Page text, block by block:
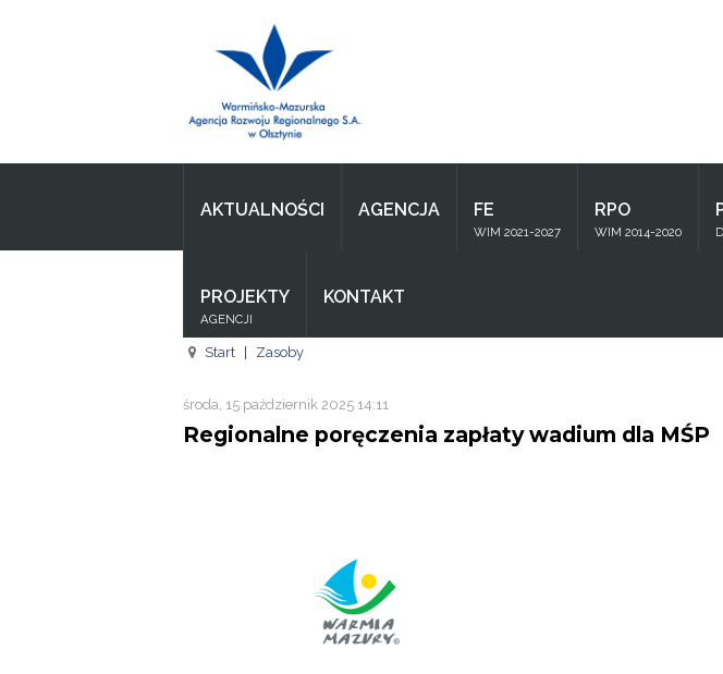
Aktualności
FE
Znajdź
Wpisz czego szukasz
AKTUALNOŚCI AGENCJA FE
WIM 2021-2027
RPO
WIM 2014-2020
PROJEKTY
AGENCJI
KONTAKT
Start Zasoby
środa, 15 październik 2025 14:11
Regionalne poręczenia zapłaty wadium dla MŚP